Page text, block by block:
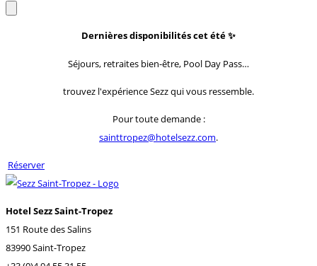
Dernières disponibilités cet été ✨
Séjours, retraites bien-être, Pool Day Pass…
trouvez l'expérience Sezz qui vous ressemble.
Pour toute demande :
sainttropez@hotelsezz.com.
Réserver
Hotel Sezz Saint-Tropez
151 Route des Salins
83990 Saint-Tropez